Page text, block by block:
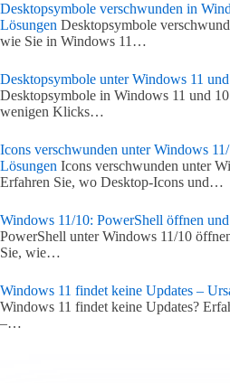
Desktopsymbole verschwunden in
Lösungen Desktopsymbole
wie Sie in Windows 11…
Desktopsymbole unter Windows 11
Desktopsymbole in Windows 11 und
wenigen Klicks…
Icons verschwunden unter Windows
Lösungen Icons verschwunden unter
Erfahren Sie, wo Desktop-Icons und…
Windows 11/10: PowerShell öffnen
PowerShell unter Windows 11/10
Sie, wie…
Windows 11 findet keine Updates –
Windows 11 findet keine Updates?
–…